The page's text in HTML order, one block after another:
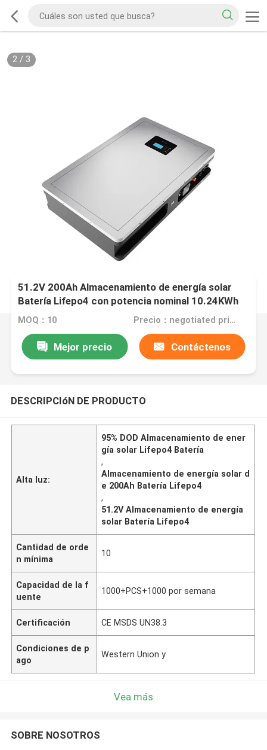
2/ 3
51.2V 200Ah Almacenamiento de energía solar
Batería Lifepo4 con potencia nominal 10.24KWh
95%DOD
MOQ：10 Precio：negotiated price
Mejor precio Contáctenos
DESCRIPCIóN DE PRODUCTO
Alta luz:
95% DOD Almacenamiento de ener
gía solar Lifepo4 Batería
,
Almacenamiento de energía solar d
e 200Ah Batería Lifepo4
,
51.2V Almacenamiento de energía
solar Batería Lifepo4
Cantidad de orde
n mínima
10
Capacidad de la f
uente
1000+PCS+1000 por semana
Certificación CE MSDS UN38.3
Condiciones de p
ago
Western Union y
Vea más
SOBRE NOSOTROS